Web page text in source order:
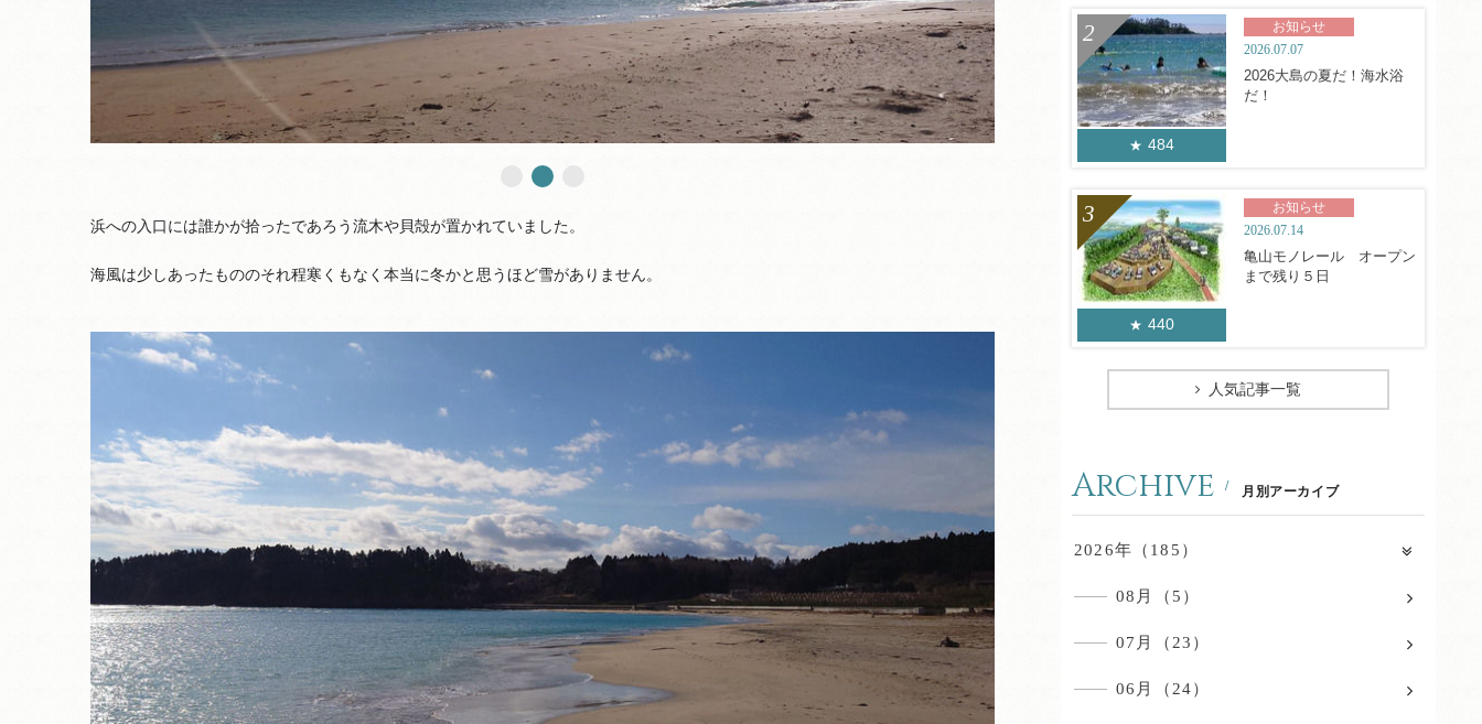
浜への入口には誰かが拾ったであろう流木や貝殻が置かれていました。
海風は少しあったもののそれ程寒くもなく本当に冬かと思うほど雪がありません。
484
お知らせ
2026.07.07
2026大島の夏だ！海水浴
だ！
440
お知らせ
2026.07.14
亀山モノレール オープン
まで残り５日
人気記事一覧
Archive 月別アーカイブ
2026年（185）
08月（5）
07月（23）
06月（24）